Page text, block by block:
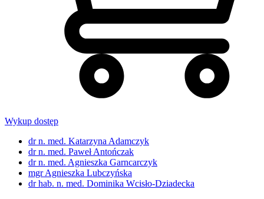
Wykup dostęp
dr n. med. Katarzyna Adamczyk
dr n. med. Paweł Antończak
dr n. med. Agnieszka Garncarczyk
mgr Agnieszka Lubczyńska
dr hab. n. med. Dominika Wcisło-Dziadecka